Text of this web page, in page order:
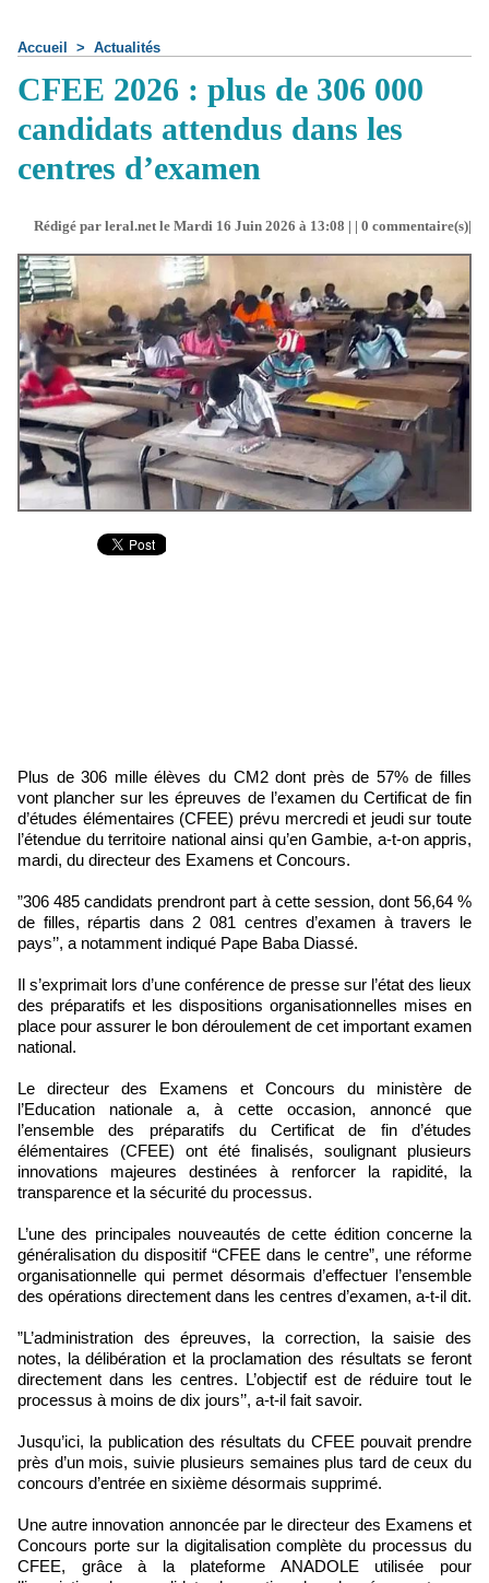
Accueil > Actualités
CFEE 2026 : plus de 306 000
candidats attendus dans les
centres d’examen
Rédigé par leral.net le Mardi 16 Juin 2026 à 13:08 | | 0 commentaire(s)|
Plus de 306 mille élèves du CM2 dont près de 57% de filles
vont plancher sur les épreuves de l’examen du Certificat de fin
d’études élémentaires (CFEE) prévu mercredi et jeudi sur toute
l’étendue du territoire national ainsi qu’en Gambie, a-t-on appris,
mardi, du directeur des Examens et Concours.
”306 485 candidats prendront part à cette session, dont 56,64 %
de filles, répartis dans 2 081 centres d’examen à travers le
pays’’, a notamment indiqué Pape Baba Diassé.
Il s’exprimait lors d’une conférence de presse sur l’état des lieux
des préparatifs et les dispositions organisationnelles mises en
place pour assurer le bon déroulement de cet important examen
national.
Le directeur des Examens et Concours du ministère de
l’Education nationale a, à cette occasion, annoncé que
l’ensemble des préparatifs du Certificat de fin d’études
élémentaires (CFEE) ont été finalisés, soulignant plusieurs
innovations majeures destinées à renforcer la rapidité, la
transparence et la sécurité du processus.
L’une des principales nouveautés de cette édition concerne la
généralisation du dispositif “CFEE dans le centre”, une réforme
organisationnelle qui permet désormais d’effectuer l’ensemble
des opérations directement dans les centres d’examen, a-t-il dit.
”L’administration des épreuves, la correction, la saisie des
notes, la délibération et la proclamation des résultats se feront
directement dans les centres. L’objectif est de réduire tout le
processus à moins de dix jours’’, a-t-il fait savoir.
Jusqu’ici, la publication des résultats du CFEE pouvait prendre
près d’un mois, suivie plusieurs semaines plus tard de ceux du
concours d’entrée en sixième désormais supprimé.
Une autre innovation annoncée par le directeur des Examens et
Concours porte sur la digitalisation complète du processus du
CFEE, grâce à la plateforme ANADOLE utilisée pour